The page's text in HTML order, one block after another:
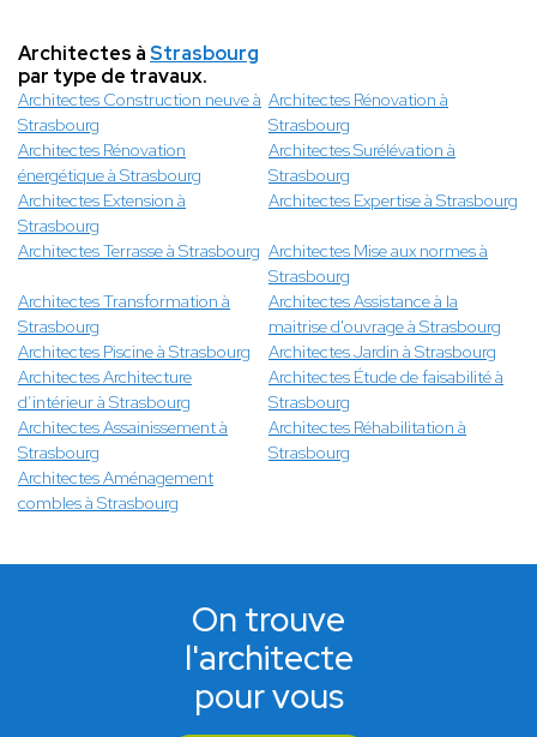
Architectes àStrasbourg
par type de travaux.
Architectes Construction neuve à
Strasbourg
Architectes Rénovation à
Strasbourg
Architectes Rénovation
énergétique à Strasbourg
Architectes Surélévation à
Strasbourg
Architectes Extension à
Strasbourg
Architectes Expertise à Strasbourg
Architectes Terrasse à Strasbourg Architectes Mise aux normes à
Strasbourg
Architectes Transformation à
Strasbourg
Architectes Assistance à la
maitrise d'ouvrage à Strasbourg
Architectes Piscine à Strasbourg
Architectes Jardin à Strasbourg
Architectes Architecture
d’intérieur à Strasbourg
Architectes Étude de faisabilité à
Strasbourg
Architectes Assainissement à
Strasbourg
Architectes Réhabilitation à
Strasbourg
Architectes Aménagement
combles à Strasbourg
On trouve
l'architecte
pour vous